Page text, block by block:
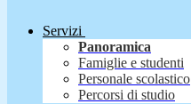
Servizi
Panoramica
Famiglie e studenti
Personale scolastico
Percorsi di studio